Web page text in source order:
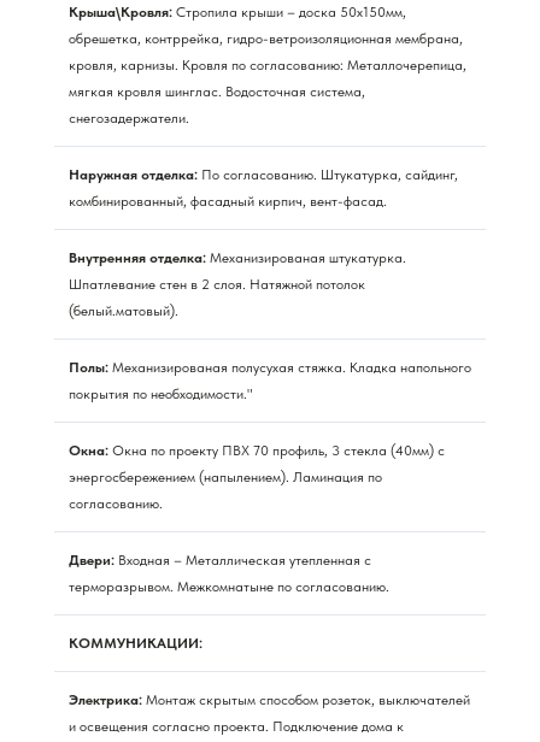
Крыша\Кровля: Стропила крыши – доска 50х150мм,
обрешетка, контррейка, гидро-ветроизоляционная мембрана,
кровля, карнизы. Кровля по согласованию: Металлочерепица,
мягкая кровля шинглас. Водосточная система,
снегозадержатели.
Наружная отделка: По согласованию. Штукатурка, сайдинг,
комбинированный, фасадный кирпич, вент-фасад.
Внутренняя отделка: Механизированая штукатурка.
Шпатлевание стен в 2 слоя. Натяжной потолок
(белый.матовый).
Полы: Механизированая полусухая стяжка. Кладка напольного
покрытия по необходимости."
Окна: Окна по проекту ПВХ 70 профиль, 3 стекла (40мм) с
энергосбережением (напылением). Ламинация по
согласованию.
Двери: Входная – Металлическая утепленная с
терморазрывом. Межкомнатыне по согласованию.
КОММУНИКАЦИИ:
Электрика: Монтаж скрытым способом розеток, выключателей
и освещения согласно проекта. Подключение дома к